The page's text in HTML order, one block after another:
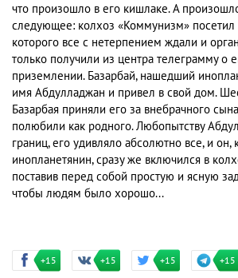
что произошло в его кишлаке. А
следующее: колхоз «Коммунизм» посетил
которого все с нетерпением ждали и
только получили из центра телеграмму о
приземлении. Базарбай, нашедший
имя Абдулладжан и привел в свой дом.
Базарбая приняли его за внебрачного
полюбили как родного. Любопытству
границ, его удивляло абсолютно все, и он,
инопланетянин, сразу же включился в
поставив перед собой простую и ясную
чтобы людям было хорошо...
+15 +15 +15 +15